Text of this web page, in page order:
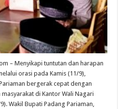
– Menyikapi tuntutan dan harapan
orasi pada Kamis (11/9),
bergerak cepat dengan
di Kantor Wali Nagari
Wakil Bupati Padang Pariaman,